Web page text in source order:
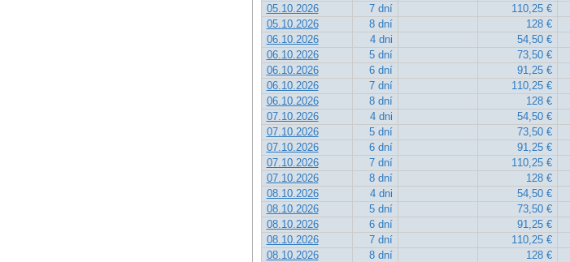
05.10.2026
7 dní 110,25 €
05.10.2026
8 dní 128 €
06.10.2026
4 dni 54,50 €
06.10.2026
5 dní 73,50 €
06.10.2026
6 dní 91,25 €
06.10.2026
7 dní 110,25 €
06.10.2026
8 dní 128 €
07.10.2026
4 dni 54,50 €
07.10.2026
5 dní 73,50 €
07.10.2026
6 dní 91,25 €
07.10.2026
7 dní 110,25 €
07.10.2026
8 dní 128 €
08.10.2026
4 dni 54,50 €
08.10.2026
5 dní 73,50 €
08.10.2026
6 dní 91,25 €
08.10.2026
7 dní 110,25 €
08.10.2026
8 dní 128 €